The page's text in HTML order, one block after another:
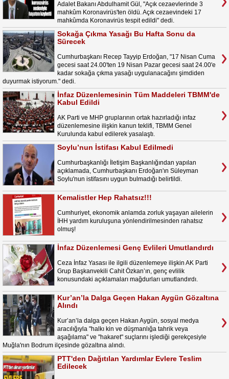
Adalet Bakanı Abdulhamit Gül, "Açık cezaevlerinde 3
mahkûm Koronavirüs'ten öldü. Açık cezaevindeki 17
mahkûmda Koronavirüs tespit edildi" dedi.
Sokağa Çıkma Yasağı Bu Hafta Sonu da
Sürecek
Cumhurbaşkanı Recep Tayyip Erdoğan, "17 Nisan Cuma
gecesi saat 24.00'ten 19 Nisan Pazar gecesi saat 24.00'e
kadar sokağa çıkma yasağı uygulanacağını şimdiden
duyurmak istiyorum." dedi.
İnfaz Düzenlemesinin Tüm Maddeleri TBMM'de
Kabul Edildi
AK Parti ve MHP gruplarının ortak hazırladığı infaz
düzenlemesine ilişkin kanun teklifi, TBMM Genel
Kurulunda kabul edilerek yasalaştı.
Soylu’nun İstifası Kabul Edilmedi
Cumhurbaşkanlığı İletişim Başkanlığından yapılan
açıklamada, Cumhurbaşkanı Erdoğan'ın Süleyman
Soylu'nun istifasını uygun bulmadığı belirtildi.
Kemalistler Hep Rahatsız!!!
Cumhuriyet, ekonomik anlamda zorluk yaşayan ailelerin
İHH yardım kuruluşuna yönlendirilmesinden rahatsız
olmuş!
İnfaz Düzenlemesi Genç Evlileri Umutlandırdı
Ceza İnfaz Yasası ile ilgili düzenlemeye ilişkin AK Parti
Grup Başkanvekili Cahit Özkan’ın, genç evlilik
konusundaki açıklamaları mağdurları umutlandırdı.
Kur’an’la Dalga Geçen Hakan Aygün Gözaltına
Alındı
Kur’an’la dalga geçen Hakan Aygün, sosyal medya
aracılığıyla "halkı kin ve düşmanlığa tahrik veya
aşağılama" ve "hakaret" suçlarını işlediği gerekçesiyle
Muğla'nın Bodrum ilçesinde gözaltına alındı.
PTT'den Dağıtılan Yardımlar Evlere Teslim
Edilecek